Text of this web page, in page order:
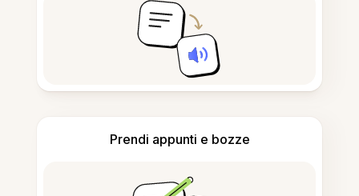
Prendi appunti e bozze